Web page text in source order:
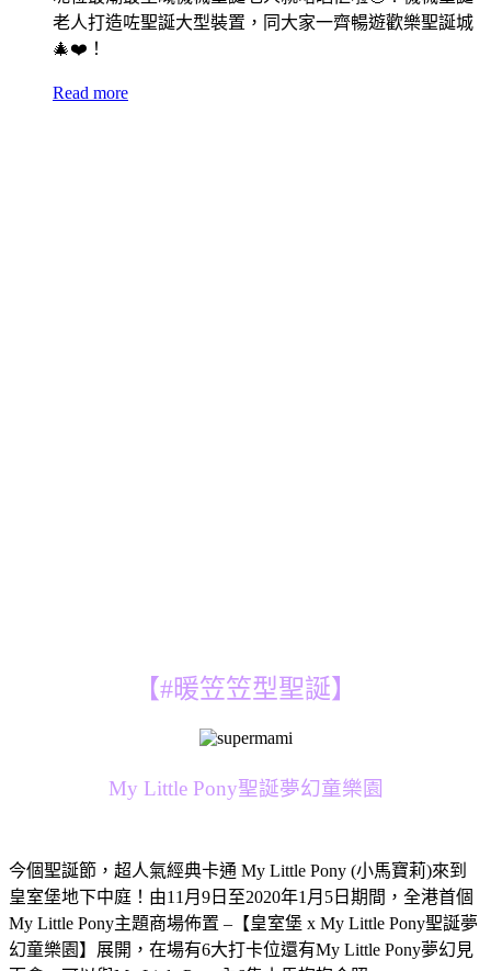
老人打造咗聖誕大型裝置，同大家一齊暢遊歡樂聖誕城
🎄❤️！
Read more
【#暖笠笠型聖誕】
My Little Pony聖誕夢幻童樂園
今個聖誕節，超人氣經典卡通 My Little Pony (小馬寶莉)來到
皇室堡地下中庭！由11月9日至2020年1月5日期間，全港首個
My Little Pony主題商場佈置 –【皇室堡 x My Little Pony聖誕夢
幻童樂園】展開，在場有6大打卡位還有My Little Pony夢幻見